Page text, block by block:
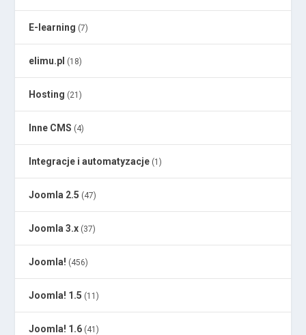
E-learning (7)
elimu.pl (18)
Hosting (21)
Inne CMS (4)
Integracje i automatyzacje (1)
Joomla 2.5 (47)
Joomla 3.x (37)
Joomla! (456)
Joomla! 1.5 (11)
Joomla! 1.6 (41)